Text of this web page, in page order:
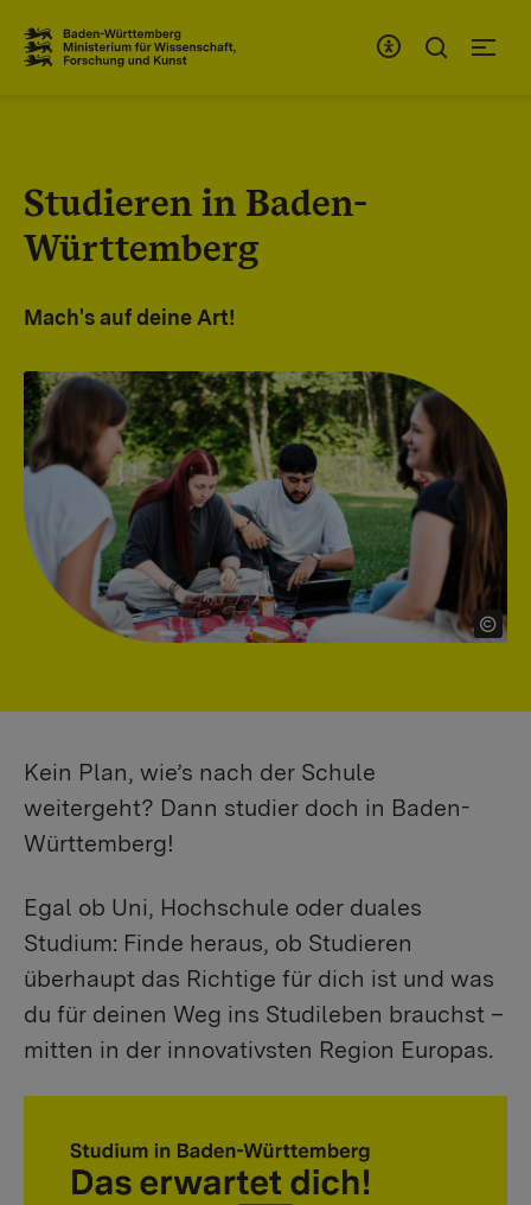
Studieren in Baden-
Württemberg
Mach's auf deine Art!
Kein Plan, wie’s nach der Schule
weitergeht? Dann studier doch in Baden-
Württemberg!
Egal ob Uni, Hochschule oder duales
Studium: Finde heraus, ob Studieren
überhaupt das Richtige für dich ist und was
du für deinen Weg ins Studileben brauchst –
mitten in der innovativsten Region Europas.